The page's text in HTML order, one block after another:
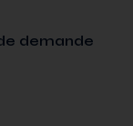
demande